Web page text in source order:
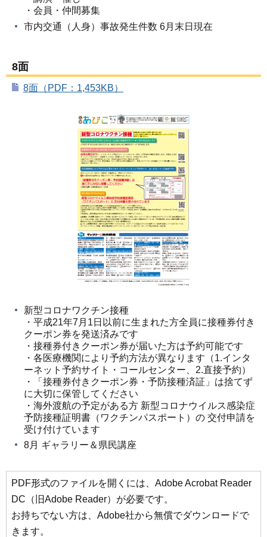
・会員・仲間募集
市内交通（人身）事故発生件数 6月末日現在
8面
8面（PDF：1,453KB）
新型コロナワクチン接種
・平成21年7月1日以前に生まれた方全員に接種券付き
クーポン券を発送済みです
・接種券付きクーポン券が届いた方は予約可能です
・各医療機関により予約方法が異なります（1.インタ
ーネット予約サイト・コールセンター、2.直接予約）
・「接種券付きクーポン券・予防接種済証」は捨てず
に大切に保管してください
・海外渡航の予定がある方 新型コロナウイルス感染症
予防接種証明書（ワクチンパスポート）の 交付申請を
受け付けています
8月 ギャラリー＆県民講座
PDF形式のファイルを開くには、Adobe Acrobat Reader
DC（旧Adobe Reader）が必要です。
お持ちでない方は、Adobe社から無償でダウンロードで
きます。